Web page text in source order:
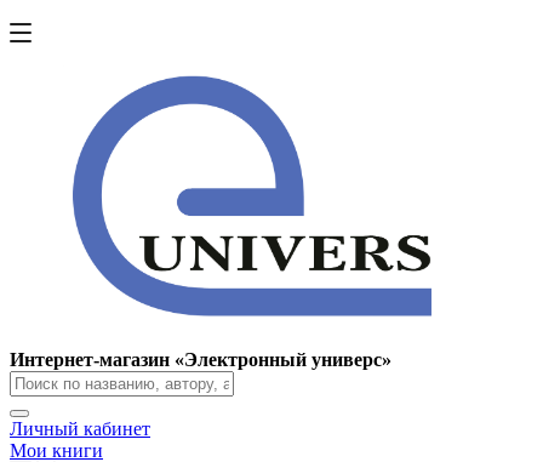
Интернет-магазин «Электронный универс»
Личный кабинет
Мои книги